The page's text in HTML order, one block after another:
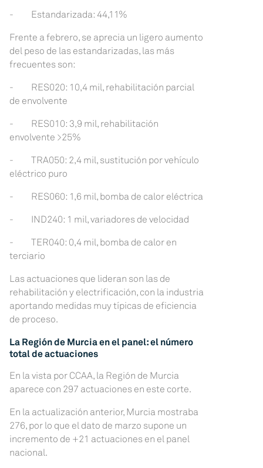
- Estandarizada: 44,11%
Frente a febrero, se aprecia un ligero aumento
del peso de las estandarizadas, las más
frecuentes son:
- RES020: 10,4 mil, rehabilitación parcial
de envolvente
- RES010: 3,9 mil, rehabilitación
envolvente >25%
- TRA050: 2,4 mil, sustitución por vehículo
eléctrico puro
- RES060: 1,6 mil, bomba de calor eléctrica
- IND240: 1 mil, variadores de velocidad
- TER040: 0,4 mil, bomba de calor en
terciario
Las actuaciones que lideran son las de
rehabilitación y electrificación, con la industria
aportando medidas muy típicas de eficiencia
de proceso.
La Región de Murcia en el panel: el número
total de actuaciones
En la vista por CCAA, la Región de Murcia
aparece con 297 actuaciones en este corte.
En la actualización anterior, Murcia mostraba
276, por lo que el dato de marzo supone un
incremento de +21 actuaciones en el panel
nacional.